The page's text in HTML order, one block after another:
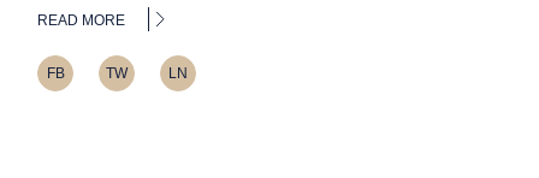
READ MORE
FB TW LN